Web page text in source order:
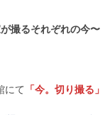
撮るそれぞれの今〜
にて
「今。切り撮る」